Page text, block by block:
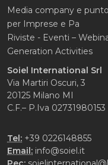
Media company e
per Imprese e Pa
Riviste - Eventi –
Generation Activities
Soiel International Srl
Via Martiri Oscuri, 3
20125 Milano MI
C.F.– P.Iva 02731980153
Tel: +39 0226148855
Email: info@soiel.it